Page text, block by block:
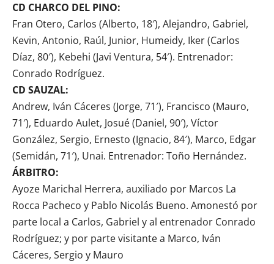
CD CHARCO DEL PINO:
Fran Otero, Carlos (Alberto, 18′), Alejandro, Gabriel,
Kevin, Antonio, Raúl, Junior, Humeidy, Iker (Carlos
Díaz, 80′), Kebehi (Javi Ventura, 54′). Entrenador:
Conrado Rodríguez.
CD SAUZAL:
Andrew, Iván Cáceres (Jorge, 71′), Francisco (Mauro,
71′), Eduardo Aulet, Josué (Daniel, 90′), Víctor
González, Sergio, Ernesto (Ignacio, 84′), Marco, Edgar
(Semidán, 71′), Unai. Entrenador: Toño Hernández.
ÁRBITRO:
Ayoze Marichal Herrera, auxiliado por Marcos La
Rocca Pacheco y Pablo Nicolás Bueno. Amonestó por
parte local a Carlos, Gabriel y al entrenador Conrado
Rodríguez; y por parte visitante a Marco, Iván
Cáceres, Sergio y Mauro